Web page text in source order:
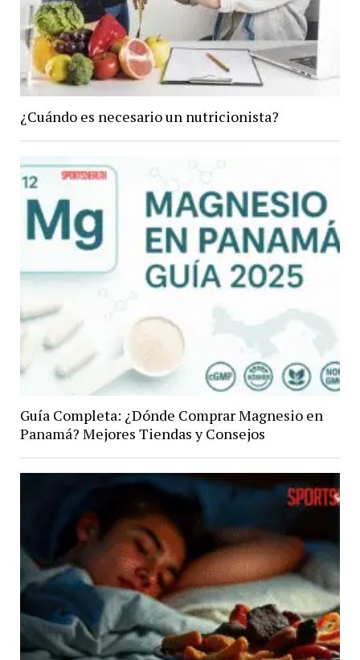
¿Cuándo es necesario un nutricionista?
Guía Completa: ¿Dónde Comprar Magnesio en
Panamá? Mejores Tiendas y Consejos